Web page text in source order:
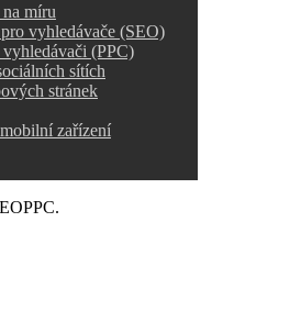
míru
vyhledávače (SEO)
vyhledávači (PPC)
sítích
stránek
zařízení